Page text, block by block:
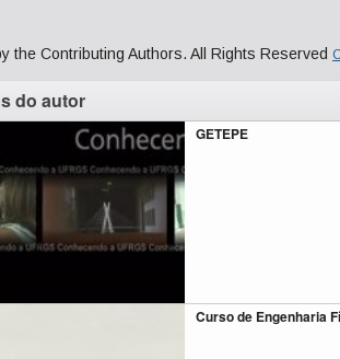
the Contributing Authors. All Rights Reserved
do autor
GETEPE
Curso de Engenharia